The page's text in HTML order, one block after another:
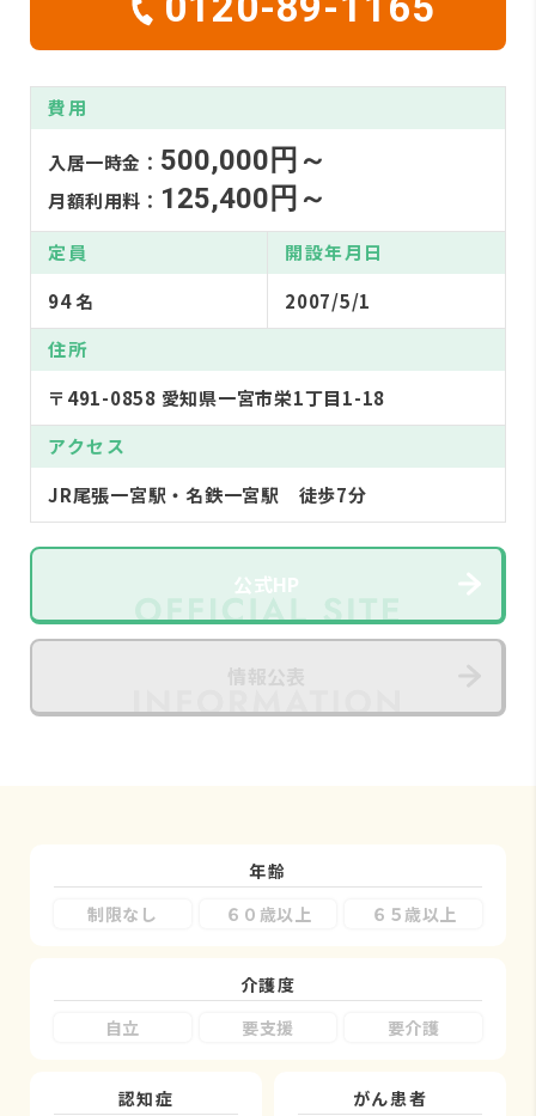
費用
入居一時金： 500,000円～
月額利用料： 125,400円～
定員
94 名
開設年月日
2007/5/1
住所
〒491-0858 愛知県一宮市栄1丁目1-18
アクセス
JR尾張一宮駅・名鉄一宮駅 徒歩7分
公式HP
年齢
制限なし
６０歳以上 ６５歳以上
介護度
自立
要支援 要介護
認知症
がん患者